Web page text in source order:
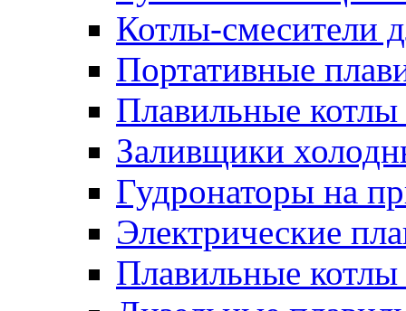
Котлы-смесители
Портативные
Плавильные
Заливщики
Гудронаторы на
Электрические
Плавильные